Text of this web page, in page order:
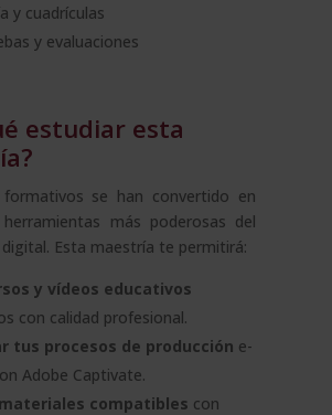
y cuadrículas
y evaluaciones
estudiar esta
se han convertido en
más poderosas del
Esta maestría te permitirá:
y vídeos educativos
con calidad profesional.
tus procesos de producción e-
Adobe Captivate.
compatibles con